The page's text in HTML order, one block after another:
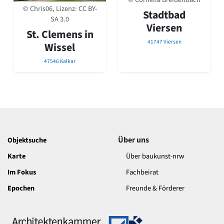
David Chipperfield
Harald Deilmann
Schneider von Esleben
Peter Behrens
Auszeichnung vorbildlicher Bauten NRW 2020
Moderne
Reformarchitektur
Historismus
Klassizismus
Gotik
© Chris06, Lizenz:CC BY-
SA 3.0
St. Clemens in
Wissel
47546 Kalkar
Stadtbad
Viersen
41747 Viersen
Objektsuche
Karte
Im Fokus
Epochen
Über uns
Über baukunst-nrw
Fachbeirat
Freunde & Förderer